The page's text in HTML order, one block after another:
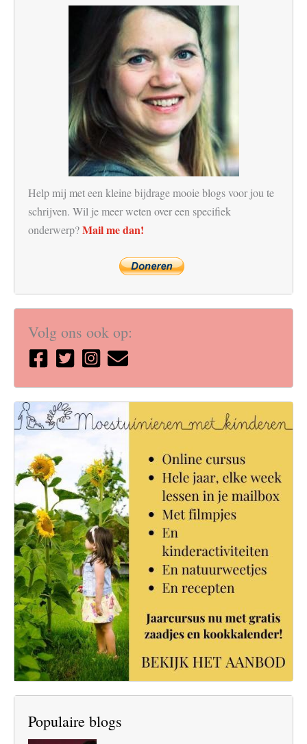
Help mij met een kleine bijdrage mooie blogs voor jou te
schrijven. Wil je meer weten over een specifiek
onderwerp?Mail me dan!
Volg ons ook op:
Populaire blogs